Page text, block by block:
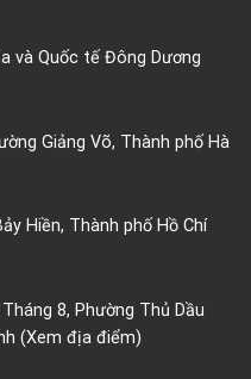
và Quốc tế Đông Dương
Giảng Võ, Thành phố Hà
Hiền, Thành phố Hồ Chí
8, Phường Thủ Dầu
(Xem địa điểm)